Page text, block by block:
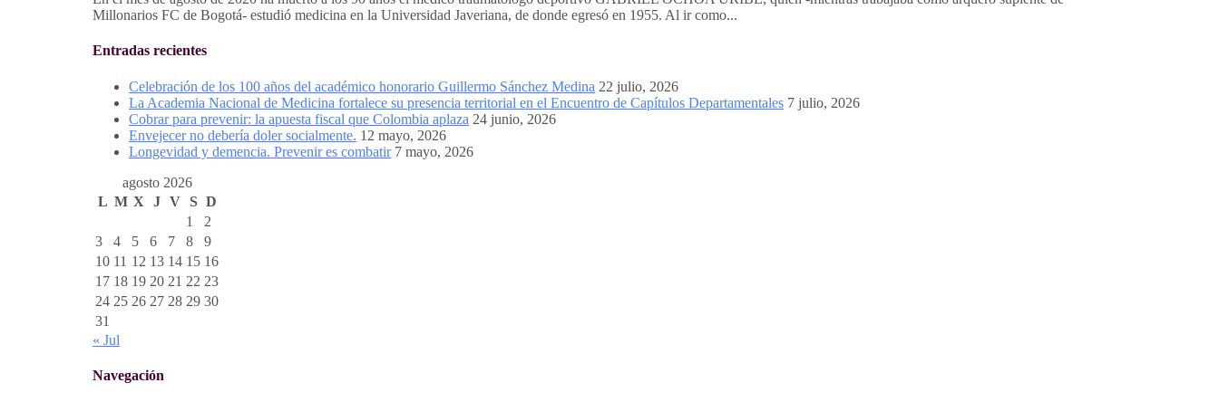
Millonarios FC de Bogotá- estudió medicina en la Universidad Javeriana, de donde egresó en 1955. Al ir como...
Entradas recientes
Celebración de los 100 años del académico honorario Guillermo Sánchez Medina 22 julio, 2026
La Academia Nacional de Medicina fortalece su presencia territorial en el Encuentro de Capítulos Departamentales 7 julio, 2026
Cobrar para prevenir: la apuesta fiscal que Colombia aplaza 24 junio, 2026
Envejecer no debería doler socialmente. 12 mayo, 2026
Longevidad y demencia. Prevenir es combatir 7 mayo, 2026
agosto 2026
L M X J V S D
1
2
3
4 5 6 7 8
9
10 11 12 13 14 15 16
17 18 19 20 21 22 23
24 25 26 27 28 29 30
31
« Jul
Navegación